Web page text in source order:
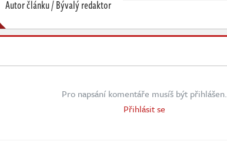
Autor článku / Bývalý redaktor
Pro napsání komentáře musíš být přihlášen.
Přihlásit se